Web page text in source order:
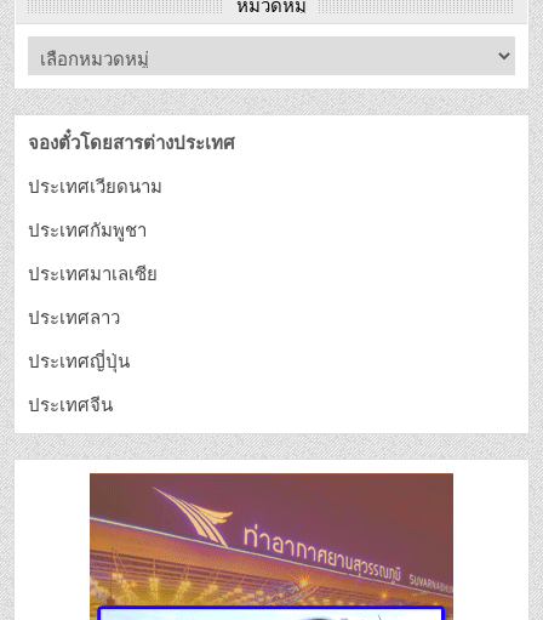
จองตั๋วโดยสารต่างประเทศ
ประเทศเวียดนาม
ประเทศกัมพูชา
ประเทศมาเลเซีย
ประเทศลาว
ประเทศญี่ปุ่น
ประเทศจีน